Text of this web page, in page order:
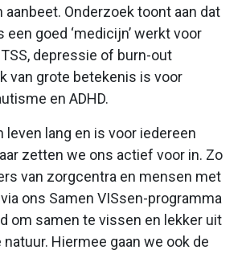
aanbeet. Onderzoek toont aan dat
goed ‘medicijn’ werkt voor
depressie of burn-out
van grote betekenis is voor
en ADHD.
leven lang en is voor iedereen
zetten we ons actief voor in. Zo
van zorgcentra en mensen met
ons Samen VISsen-programma
om samen te vissen en lekker uit
Hiermee gaan we ook de